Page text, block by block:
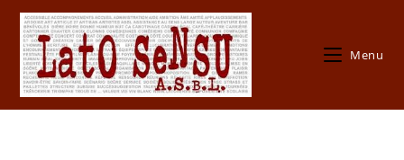
Menu